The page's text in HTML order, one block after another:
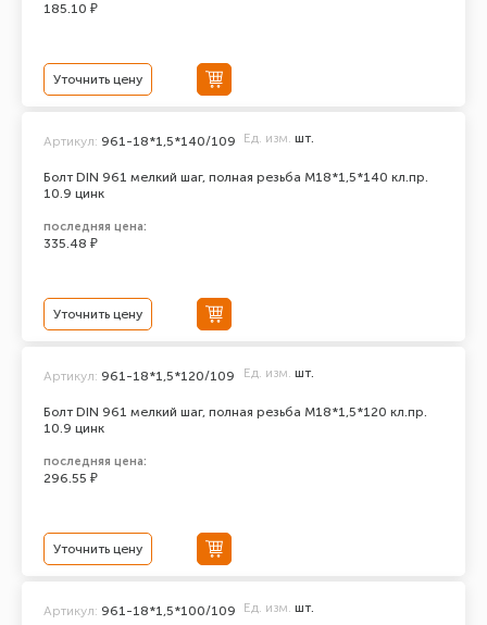
185.10 ₽
Уточнить цену
Болт DIN 961 мелкий шаг, полная резьба M18*1,5*140 кл.пр.
10.9 цинк
Артикул: 961-18*1,5*140/109 Ед. изм. шт.
последняя цена:
335.48 ₽
Уточнить цену
Болт DIN 961 мелкий шаг, полная резьба M18*1,5*120 кл.пр.
10.9 цинк
Артикул: 961-18*1,5*120/109 Ед. изм. шт.
последняя цена:
296.55 ₽
Уточнить цену
Артикул: 961-18*1,5*100/109 Ед. изм. шт.